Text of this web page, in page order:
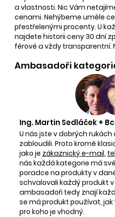
a vlastnosti. Nic Vám
cenami. Nehýbeme uměle
přestřelenými procenty. U
najdete historii ceny 30 dní
férové a vždy transparentní.
Ambasadoři
Ing. Martin Sedláček +
U nás jste v dobrých
zabloudili. Proto kromě
jako je zákaznický e-mail,
nás každá kategorie má
poradce na produkty v
schvalovali každý produkt
ambasadoři tedy znají
se má produkt používat,
pro koho je vhodný.